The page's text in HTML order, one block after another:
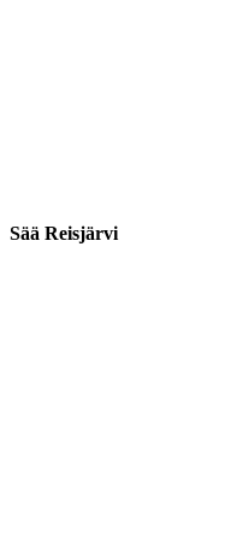
Sää Reisjärvi